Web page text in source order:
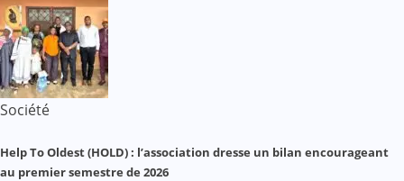
Société
Help To Oldest (HOLD) : l’association dresse un bilan encourageant
au premier semestre de 2026